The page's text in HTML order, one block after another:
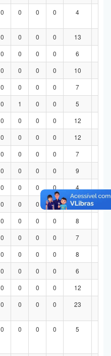
0 0 0 0 4
0 0 0 0 13
0 0 0 0 6
0 0 0 0 10
0 0 0 0 7
0 1 0 0 5
0 0 0 0 12
0 0 0 0 12
0 0 0 0 7
0 0 0 0 9
0 0 0 0 4
0 0 0 0 5
0 0 0 0 8
0 0 0 0 7
0 0 0 0 8
0 0 0 0 6
0 0 0 0 12
0 0 0 0 23
0 0 0 0 5